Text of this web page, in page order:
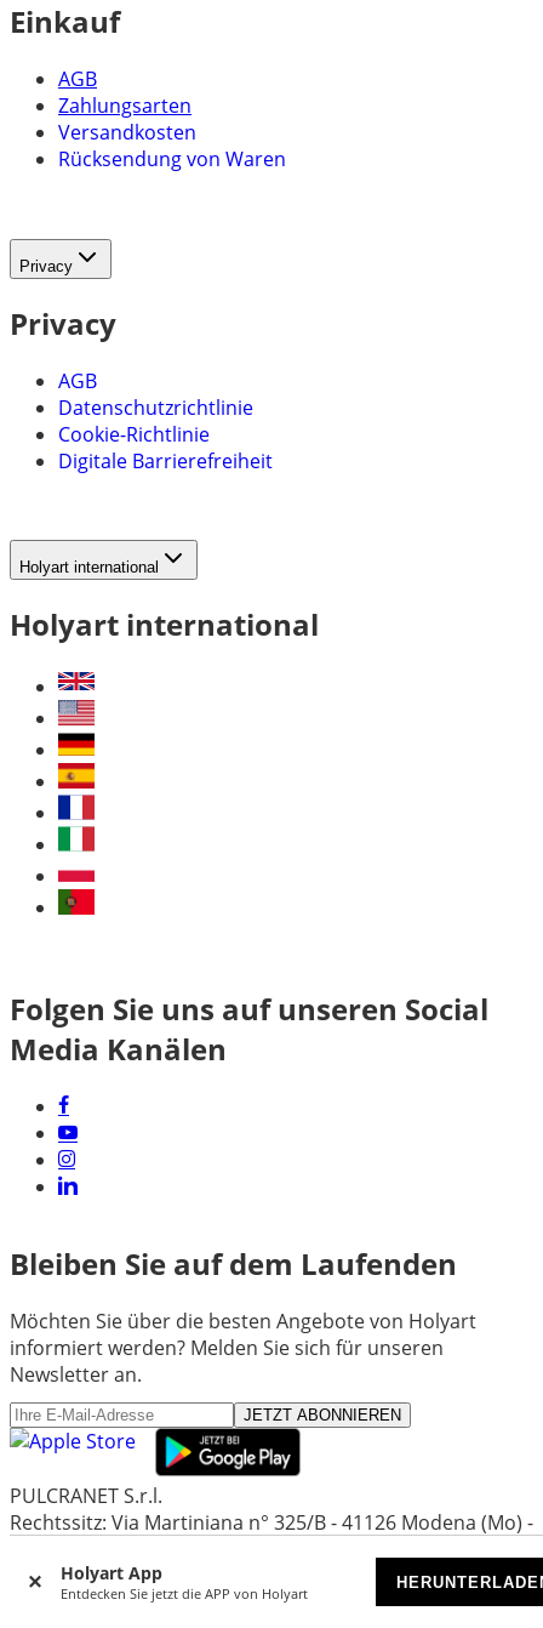
Holyart App
Entdecken Sie jetzt die APP von Holyart
Einkauf
AGB
Zahlungsarten
Versandkosten
Rücksendung von Waren
Privacy
Privacy
AGB
Datenschutzrichtlinie
Cookie-Richtlinie
Digitale Barrierefreiheit
Holyart international
Holyart international
Folgen Sie uns auf unseren Social
Media Kanälen
Bleiben Sie auf dem Laufenden
Möchten Sie über die besten Angebote von Holyart
informiert werden? Melden Sie sich für unseren
Newsletter an.
JETZT ABONNIEREN
PULCRANET S.r.l.
Rechtssitz: Via Martiniana n° 325/B - 41126 Modena (Mo) -
Betriebs- und Verwaltungssitz: Via Emore Tirelli 30 -
42122 Reggio Emilia (Re) - Italien